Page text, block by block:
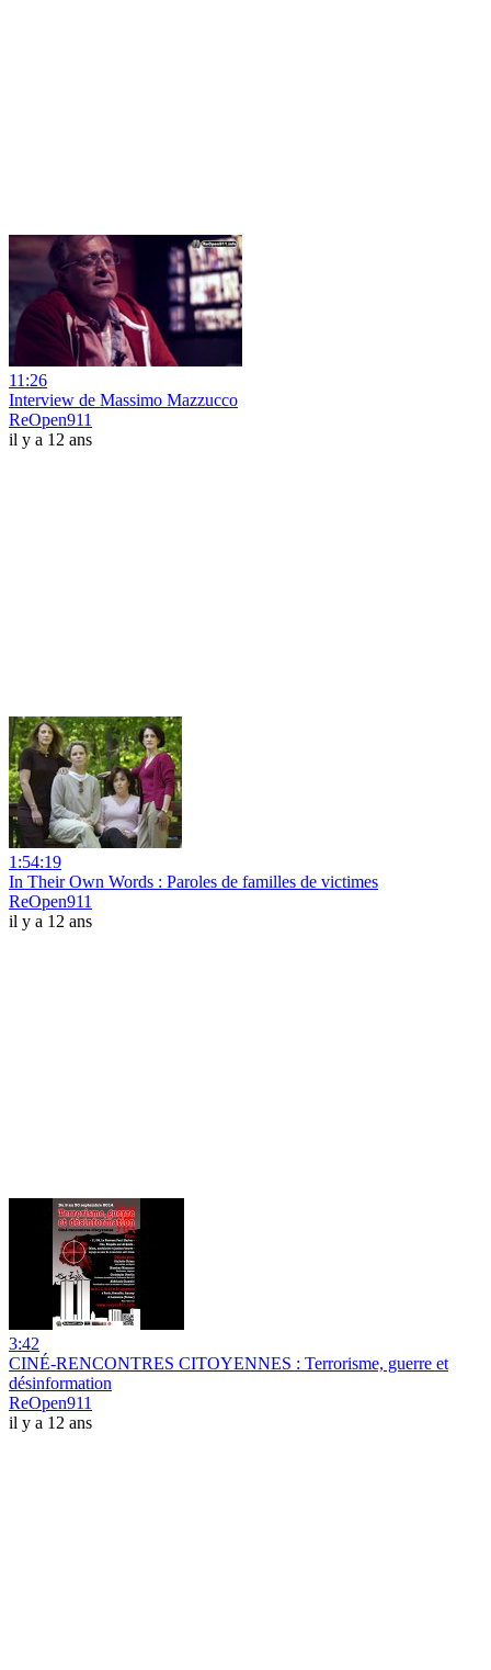
11:26
Interview de Massimo Mazzucco
ReOpen911
il y a 12 ans
1:54:19
In Their Own Words : Paroles de familles de victimes
ReOpen911
il y a 12 ans
3:42
CINÉ-RENCONTRES CITOYENNES : Terrorisme, guerre et
désinformation
ReOpen911
il y a 12 ans